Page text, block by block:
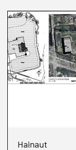
Hainaut